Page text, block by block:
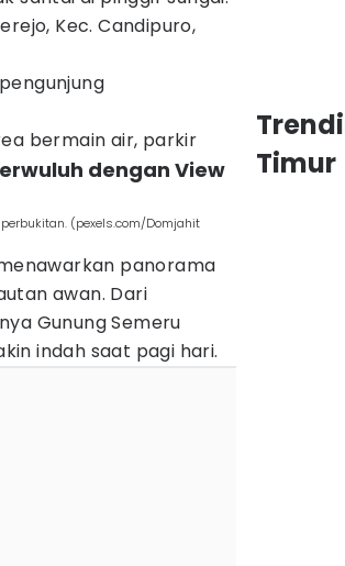
Kec. Candipuro,
bermain air, parkir
dengan View
(pexels.com/Domjahit
panorama
awan. Dari
Gunung Semeru
indah saat pagi hari.
Timur